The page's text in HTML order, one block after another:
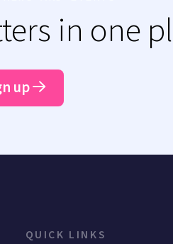
in one
up
QUICK LINKS